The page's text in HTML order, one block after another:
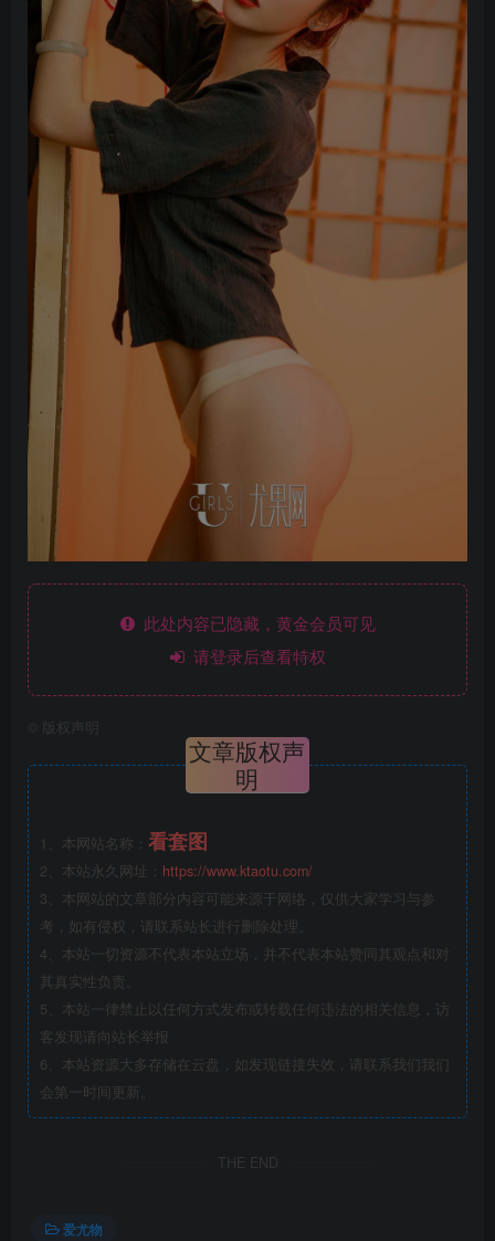
此处内容已隐藏，黄金会员可见
请登录后查看特权
版权声明
文章版权声
明
1、本网站名称： 看套图
2、本站永久网址： https://www.ktaotu.com/
3、本网站的文章部分内容可能来源于网络，仅供大家学习与参
考，如有侵权，请联系站长进行删除处理。
4、本站一切资源不代表本站立场，并不代表本站赞同其观点和对
其真实性负责。
5、本站一律禁止以任何方式发布或转载任何违法的相关信息，访
客发现请向站长举报
6、本站资源大多存储在云盘，如发现链接失效，请联系我们我们
会第一时间更新。
THE END
爱尤物